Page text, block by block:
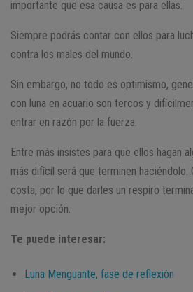
importante que esa causa es para ellas.
Siempre podrás contar con ellos para
contra los males del mundo.
Sin embargo, no todo es optimismo,
con luna en acuario son tercos y
entrar en razón por la fuerza.
Entre más insistes para que ellos hagan
más difícil será que terminen haciéndolo.
costa, por lo que darles un respiro
mejor opción.
Te puede interesar:
Luna Menguante, fase de reflexión